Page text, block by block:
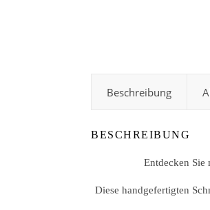
Beschreibung
BESCHREIBUNG
Entdecken Sie
Diese handgefertigten